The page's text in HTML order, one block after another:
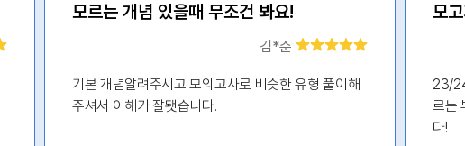
모르는 개념 있을때 무조건 봐요!
김*준
기본 개념알려주시고 모의고사로 비슷한 유형 풀이해
주셔서 이해가 잘됏습니다.
23/
르는
다!